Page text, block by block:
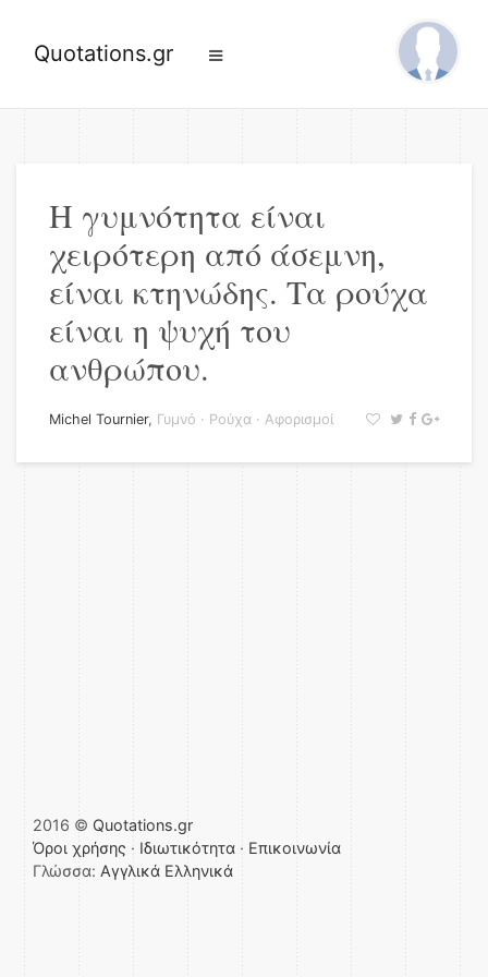
Quotations.gr
Η γυμνότητα είναι
χειρότερη από άσεμνη,
είναι κτηνώδης. Τα ρούχα
είναι η ψυχή του
ανθρώπου.
Michel Tournier, Γυμνό · Ρούχα · Αφορισμοί
2016 © Quotations.gr
Όροι χρήσης · Ιδιωτικότητα · Επικοινωνία
Γλώσσα: Αγγλικά Ελληνικά